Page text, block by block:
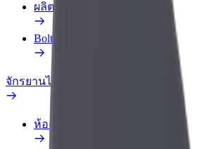
ผลิตภัณฑ์
Bolt Food สำหรับองค์กร
จักรยานไฟฟ้า
ห้องแล็บความปลอดภัย